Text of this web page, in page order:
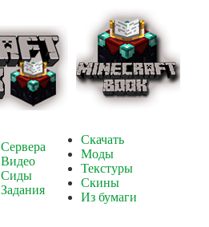
Сервера
Видео
Сиды
Задания
Скачать
Моды
Текстуры
Скины
Из бумаги